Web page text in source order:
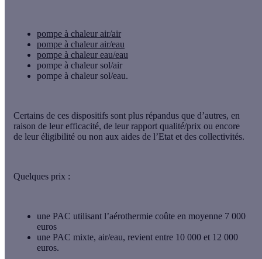
pompe à chaleur air/air
pompe à chaleur air/eau
pompe à chaleur eau/eau
pompe à chaleur sol/air
pompe à chaleur sol/eau.
Certains de ces dispositifs sont plus répandus que d’autres, en
raison de leur efficacité, de leur rapport qualité/prix ou encore
de leur éligibilité ou non aux aides de l’Etat et des collectivités.
Quelques prix :
une PAC utilisant l’aérothermie coûte en moyenne 7 000
euros
une PAC mixte, air/eau, revient entre 10 000 et 12 000
euros.